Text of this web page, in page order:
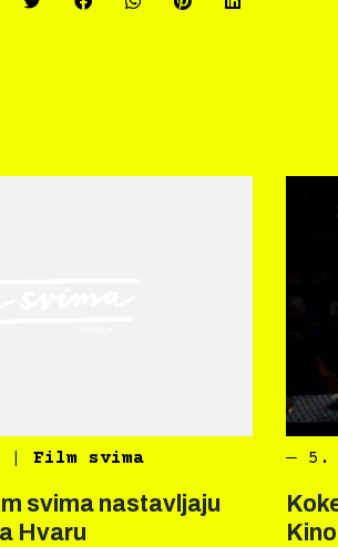
Film svima
svima nastavljaju
Hvaru
― 5.